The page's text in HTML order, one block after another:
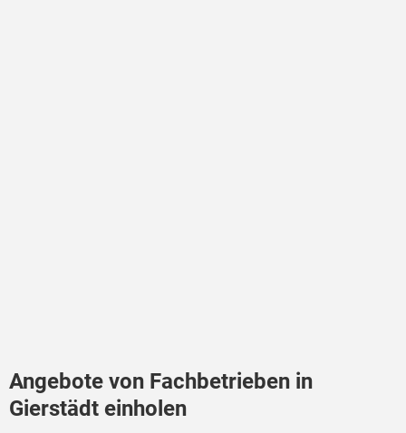
Angebote von Fachbetrieben in
Gierstädt einholen